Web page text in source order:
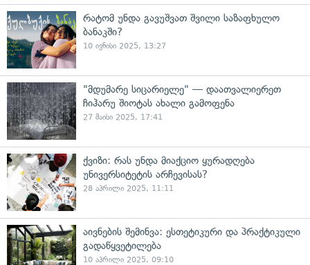
რატომ უნდა გავუშვათ შვილი საზაფხულო
ბანაკში?
10 ივნისი 2025, 13:27
"მდუმარე სიცარიელე" — დაათვალიერეთ
ჩიჰარუ შიოტას ახალი გამოფენა
27 მაისი 2025, 17:41
ქვიზი: რას უნდა მიაქციო ყურადღება
უნივერსიტეტის არჩევისას?
28 აპრილი 2025, 11:11
აივნების შემინვა: ესთეტიკური და პრაქტიკული
გადაწყვეტილება
10 აპრილი 2025, 09:10